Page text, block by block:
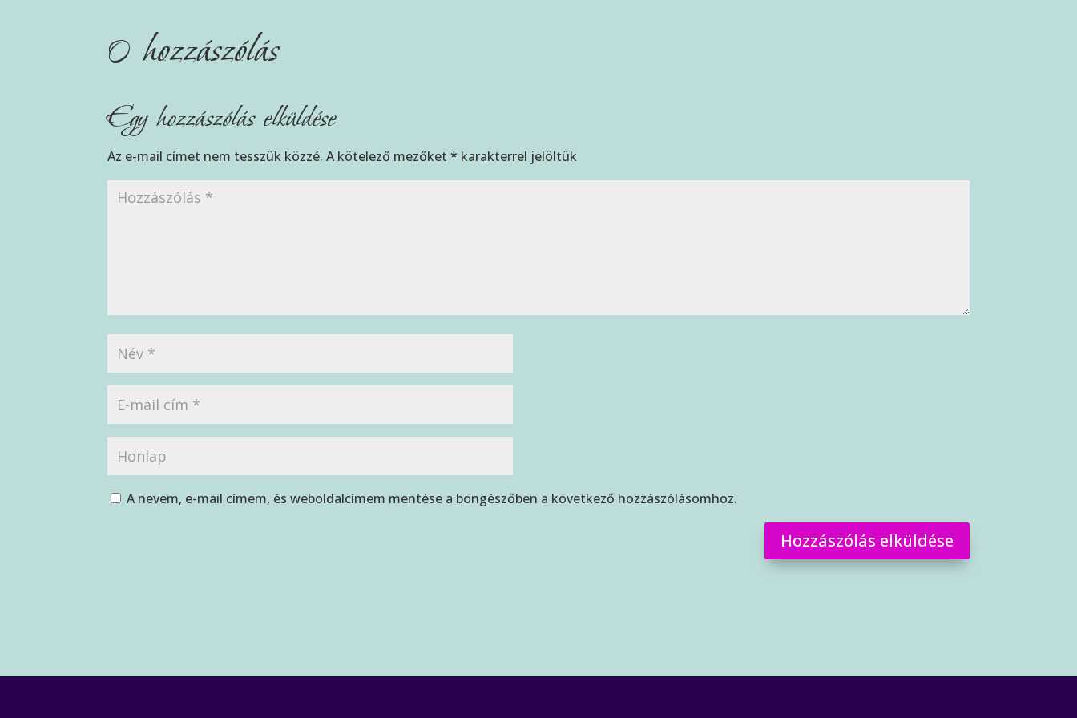
0 hozzászólás
Egy hozzászólás elküldése
Az e-mail címet nem tesszük közzé. A kötelező mezőket* karakterrel jelöltük
A nevem, e-mail címem, és weboldalcímem mentése a böngészőben a következő hozzászólásomhoz.
Hozzászólás elküldése